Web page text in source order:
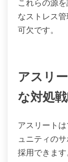
これらの源
なストレス
可欠です。